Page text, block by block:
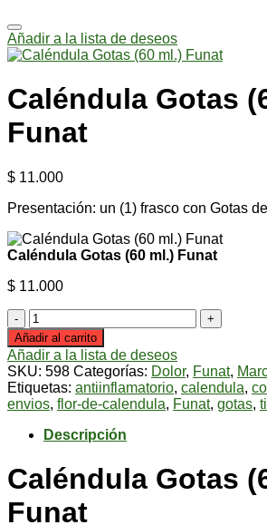
Añadir a la lista de deseos
Caléndula Gotas
Funat
$ 11.000
Presentación: un (1) frasco con Gotas
Caléndula Gotas (60 ml.) Funat
$ 11.000
Caléndula
Gotas
(60
ml.)
Funat
cantidad
Añadir al carrito
Añadir a la lista de deseos
SKU: 598 Categorías: Dolor, Funat,
Etiquetas: antiinflamatorio, calendula,
envios, flor-de-calendula, Funat, gotas,
Descripción
Caléndula Gotas
Funat